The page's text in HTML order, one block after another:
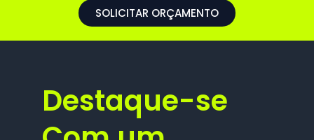
SOLICITAR ORÇAMENTO
Destaque-se